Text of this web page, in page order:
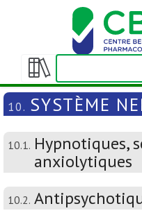
Afficher/masquer
la
table
matières
10. SYSTÈME
10.1. Hypnotiques,
anxiolytiques
10.2.